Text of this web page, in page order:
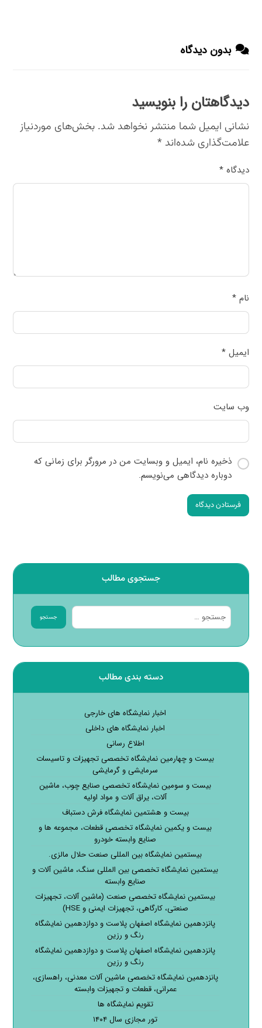
بدون دیدگاه
دیدگاهتان را بنویسید
نشانی ایمیل شما منتشر نخواهد شد. بخش‌های موردنیاز
علامت‌گذاری شده‌اند*
دیدگاه*
نام*
ایمیل*
وب‌ سایت
ذخیره نام، ایمیل و وبسایت من در مرورگر برای زمانی که
دوباره دیدگاهی می‌نویسم.
فرستادن دیدگاه
جستجوی مطالب
جستجو
دسته بندی مطالب
اخبار نمایشگاه های خارجی
اخبار نمایشگاه های داخلی
اطلاع رسانی
بیست و چهارمین نمایشگاه تخصصی تجهیزات و تاسیسات
سرمایشی و گرمایشی
بیست و سومین نمایشگاه تخصصی صنایع چوب، ماشین
آلات، یراق آلات و مواد اولیه
بیست و هشتمین نمایشگاه فرش دستباف
بیست و یکمین نمایشگاه تخصصی قطعات، مجموعه ها و
صنایع وابسته خودرو
بیستمین نمایشگاه بین المللی صنعت حلال مالزی.
بیستمین نمایشگاه تخصصی بین المللی سنگ، ماشین آلات و
صنایع وابسته
بیستمین نمایشگاه تخصصی صنعت (ماشین آلات، تجهیزات
صنعتی، کارگاهی، تجهیزات ایمنی و HSE)
پانزدهمین نمایشگاه اصفهان پلاست و دوازدهمین نمایشگاه
رنگ و رزین
پانزدهمین نمایشگاه اصفهان پلاست و دوازدهمین نمایشگاه
رنگ و رزین
پانزدهمین نمایشگاه تخصصی ماشین آلات معدنی، راهسازی،
عمرانی، قطعات و تجهیزات وابسته
تقویم نمایشگاه ها
تور مجازی سال ۱۴۰۴